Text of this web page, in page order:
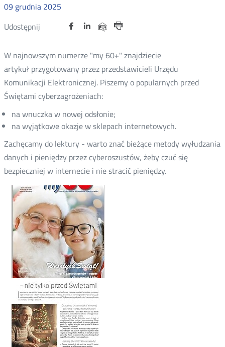
09 grudnia 2025
Udostępnij
Udostępnij
Twitter
Nowa
Udostępnij
Facebook
Nowa
Udostępnij
Linkedin
Nowa Udostępnij
e-
mail
W najnowszym numerze "my 60+" znajdziecie
artykuł przygotowany przez przedstawicieli Urzędu
Komunikacji Elektronicznej. Piszemy o popularnych przed
Świętami cyberzagrożeniach:
na wnuczka w nowej odsłonie;
na wyjątkowe okazje w sklepach internetowych.
Zachęcamy do lektury - warto znać bieżące metody wyłudzania
danych i pieniędzy przez cyberoszustów, żeby czuć się
bezpieczniej w internecie i nie stracić pieniędzy.